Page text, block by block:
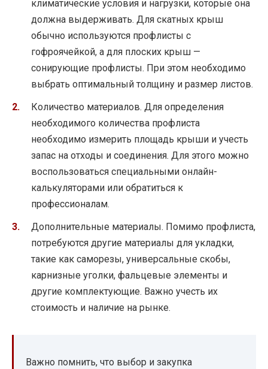
климатические условия и нагрузки, которые она
должна выдерживать. Для скатных крыш
обычно используются профлисты с
гофроячейкой, а для плоских крыш —
сонирующие профлисты. При этом необходимо
выбрать оптимальный толщину и размер листов.
Количество материалов. Для определения
необходимого количества профлиста
необходимо измерить площадь крыши и учесть
запас на отходы и соединения. Для этого можно
воспользоваться специальными онлайн-
калькуляторами или обратиться к
профессионалам.
Дополнительные материалы. Помимо профлиста,
потребуются другие материалы для укладки,
такие как саморезы, универсальные скобы,
карнизные уголки, фальцевые элементы и
другие комплектующие. Важно учесть их
стоимость и наличие на рынке.
Важно помнить, что выбор и закупка